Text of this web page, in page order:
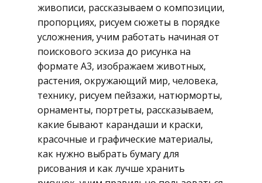
живописи, рассказываем о композиции,
пропорциях, рисуем сюжеты в порядке
усложнения, учим работать начиная от
поискового эскиза до рисунка на
формате А3, изображаем животных,
растения, окружающий мир, человека,
технику, рисуем пейзажи, натюрморты,
орнаменты, портреты, рассказываем,
какие бывают карандаши и краски,
красочные и графические материалы,
как нужно выбрать бумагу для
рисования и как лучше хранить